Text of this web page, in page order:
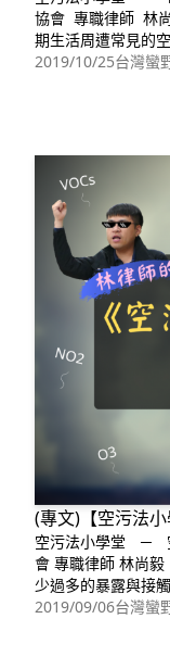
協會 專職律師 林尚毅 因應秋冬空污季來臨，以
期生活周遭常見的空
新北市三峽、樹林
味，新北市環境保
222巷內廢塑膠加
2019/10/25台灣蠻
(專文)【空污法
空污法小學堂 ─ 空氣監測與數
會 專職律師 林尚毅 掌握空氣品質的資訊，有助於我們減
少過多的暴露與接
環保署有設置空氣
訊部分，可以參考
受害人悲歌》所介
2019/09/06台灣蠻